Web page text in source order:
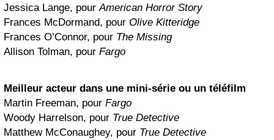
Jessica Lange, pourAmerican Horror Story
Frances McDormand, pour Olive Kitteridge
Frances O’Connor, pour The Missing
Allison Tolman, pour Fargo
Meilleur acteur dans une mini-série ou un téléfilm
Martin Freeman, pour Fargo
Woody Harrelson, pour True Detective
Matthew McConaughey, pour True Detective